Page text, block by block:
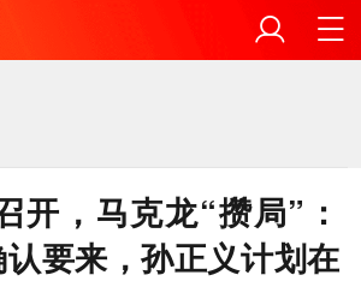
开，马克龙“攒局”：
要来，孙正义计划在